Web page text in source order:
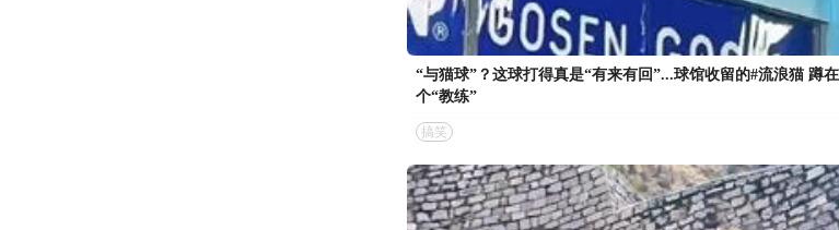
“与猫球”？这球打得真是“有来有回”...球馆收留的#流浪猫 蹲
个“教练”
搞笑